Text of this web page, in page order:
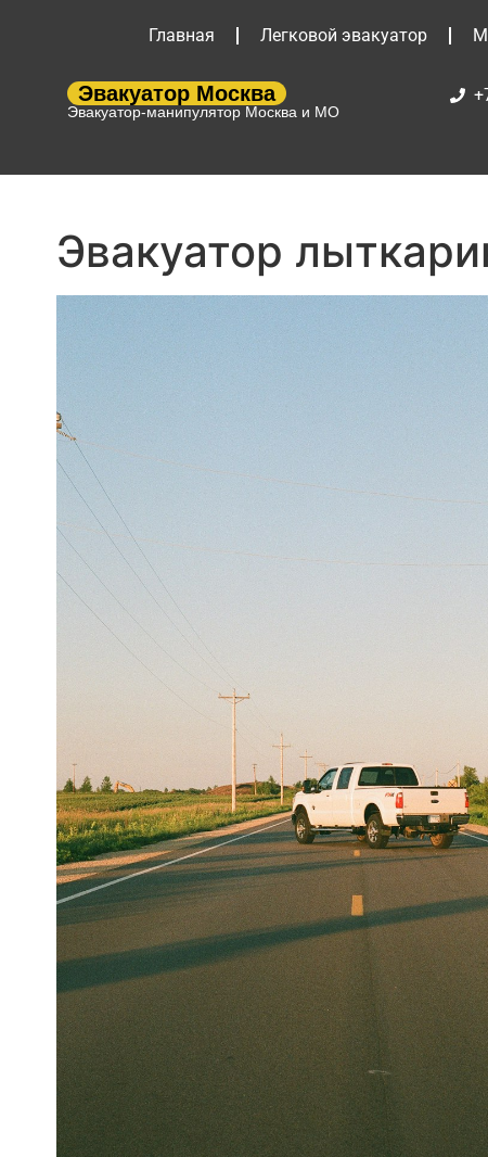
Главная Легковой эвакуатор
Эвакуатор Москва
Эвакуатор-манипулятор Москва и МО
Эвакуатор